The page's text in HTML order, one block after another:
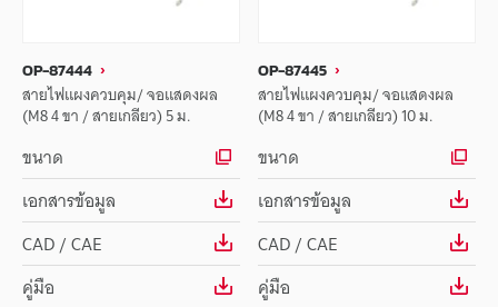
OP-87444
สายไฟแผงควบคุม/ จอแสดงผล
(M8 4 ขา / สายเกลียว) 5 ม.
ขนาด
เอกสารข้อมูล
CAD / CAE
คู่มือ
OP-87445
สายไฟแผงควบคุม/ จอแสดงผล
(M8 4 ขา / สายเกลียว) 10 ม.
ขนาด
เอกสารข้อมูล
CAD / CAE
คู่มือ